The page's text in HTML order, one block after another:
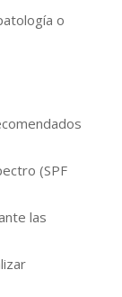
o
(SPF
las